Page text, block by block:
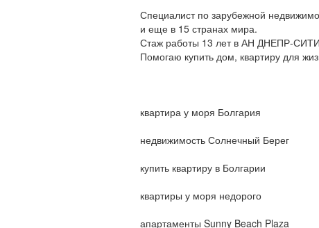
Специалист по зарубежной
и еще в 15 странах мира.
Стаж работы 13 лет в АН ДНЕПР-
Помогаю купить дом, квартиру для
квартира у моря Болгария
недвижимость Солнечный Берег
купить квартиру в Болгарии
квартиры у моря недорого
апартаменты Sunny Beach Plaza